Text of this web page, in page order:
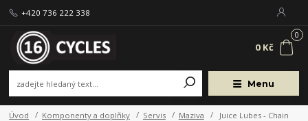
Menu
+420 736 222 338
0
0 Kč
Úvod Komponenty a doplňky Servis Maziva
Juice Lubes - Chain